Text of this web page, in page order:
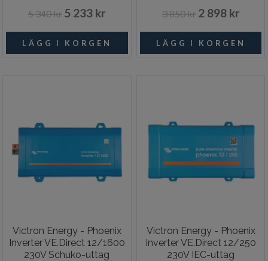
5 340 kr 5 233 kr 3 850 kr 2 898 kr
Victron Energy - Phoenix
Inverter VE.Direct 12/1600
230V Schuko-uttag
Victron Energy - Phoenix
Inverter VE.Direct 12/250
230V IEC-uttag